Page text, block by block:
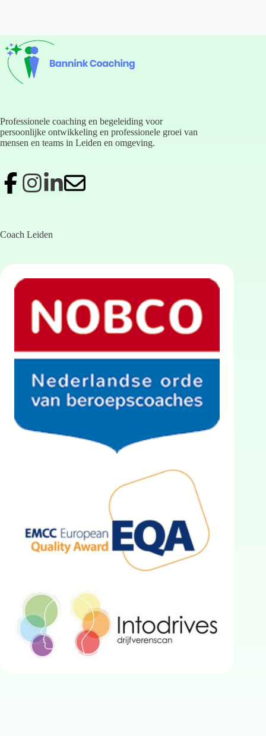
Professionele coaching en begeleiding voor
persoonlijke ontwikkeling en professionele groei van
mensen en teams in Leiden en omgeving.
Coach Leiden